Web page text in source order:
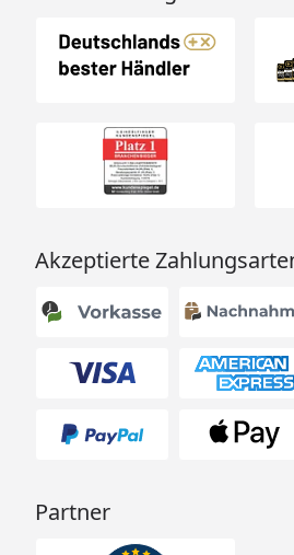
Akzeptierte
Partner